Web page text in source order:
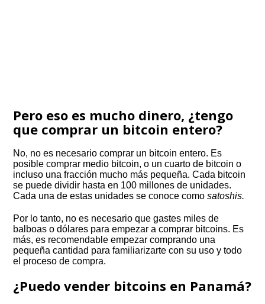
Pero eso es mucho dinero, ¿tengo
que comprar un bitcoin entero?
No, no es necesario comprar un bitcoin entero. Es
posible comprar medio bitcoin, o un cuarto de bitcoin o
incluso una fracción mucho más pequeña. Cada bitcoin
se puede dividir hasta en 100 millones de unidades.
Cada una de estas unidades se conoce comosatoshis.
Por lo tanto, no es necesario que gastes miles de
balboas o dólares para empezar a comprar bitcoins. Es
más, es recomendable empezar comprando una
pequeña cantidad para familiarizarte con su uso y todo
el proceso de compra.
¿Puedo vender bitcoins en Panamá?